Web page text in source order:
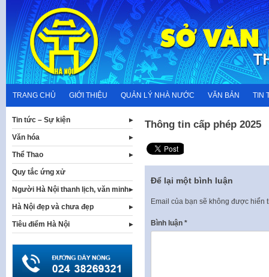
content
TRANG CHỦ GIỚI THIỆU QUẢN LÝ NHÀ NƯỚC VĂN BẢN TIN
Thông tin cấp phép 2025
Để lại một bình luận
Email của bạn sẽ không được hiển
Bình luận *
Tin tức – Sự kiện
Văn hóa
Thể Thao
Quy tắc ứng xử
Người Hà Nội thanh lịch, văn minh
Hà Nội đẹp và chưa đẹp
Tiêu điểm Hà Nội